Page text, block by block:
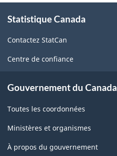
recommandations
internationales
statistiques
de
2008)
-
propos
ce
site
Statistique Canada
Contactez StatCan
Centre de confiance
Gouvernement du Canada
Toutes les coordonnées
Ministères et organismes
À propos du gouvernement